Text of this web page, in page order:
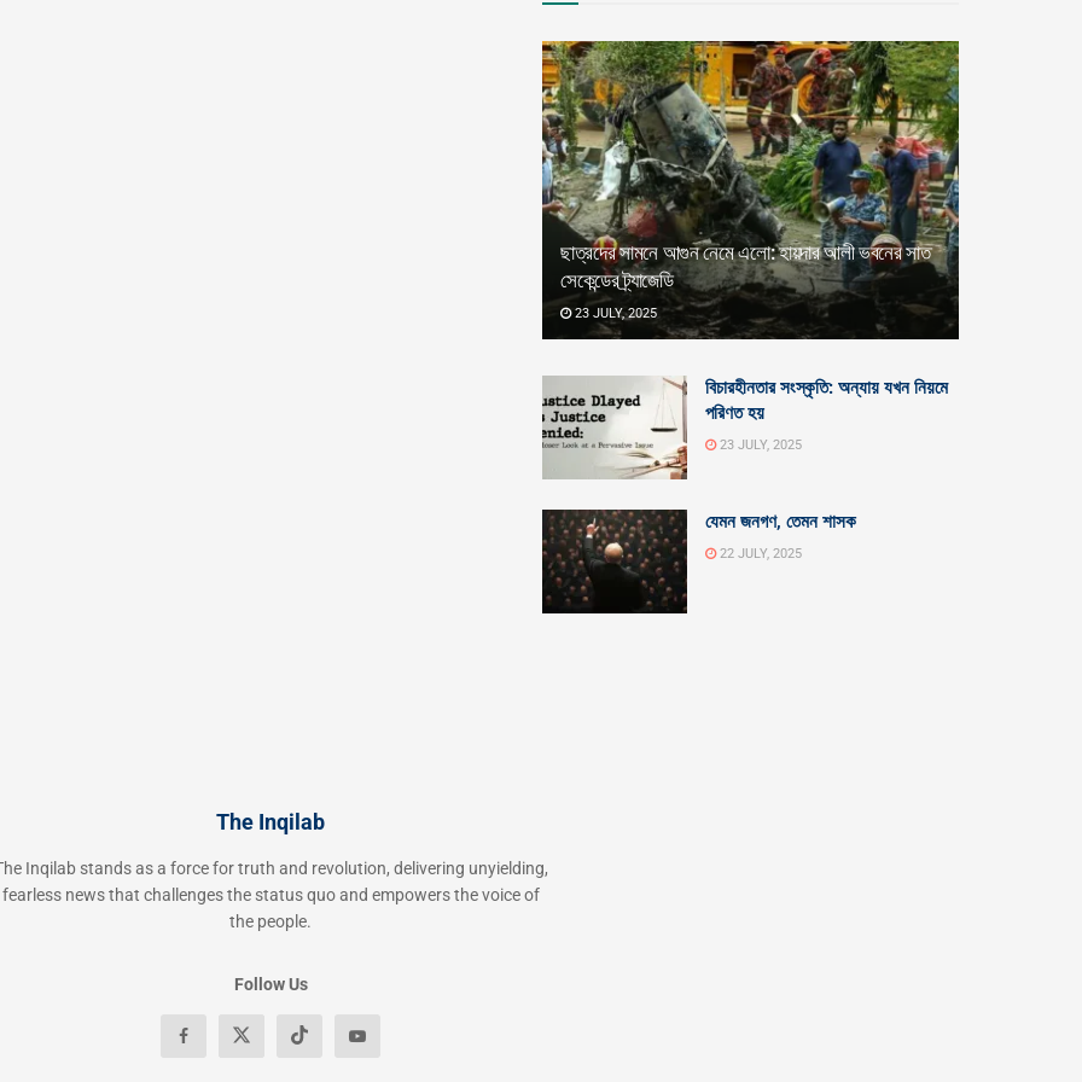
ছাত্রদের সামনে আগুন নেমে এলো: হায়দার আলী ভবনের সাত
সেকেন্ডের ট্র্যাজেডি
23 JULY, 2025
বিচারহীনতার সংস্কৃতি: অন্যায় যখন নিয়মে
পরিণত হয়
23 JULY, 2025
যেমন জনগণ, তেমন শাসক
22 JULY, 2025
The Inqilab
Inqilab stands as a force for truth and revolution, delivering unyielding,
fearless news that challenges the status quo and empowers the voice of
the people.
Follow Us